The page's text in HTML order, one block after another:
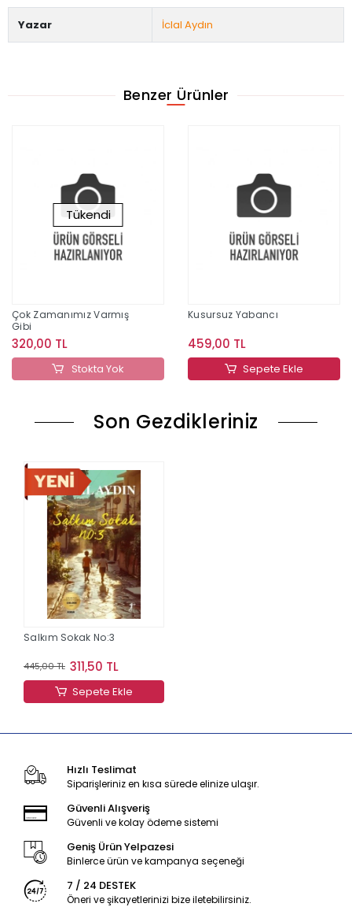
Yazar İclal Aydın
Benzer Ürünler
Tükendi
Çok Zamanımız Varmış
Gibi
320,00 TL
Stokta Yok
Kusursuz Yabancı
459,00 TL
Sepete Ekle
Son Gezdikleriniz
Salkım Sokak No:3
445,00 TL 311,50 TL
Sepete Ekle
Hızlı Teslimat
Siparişleriniz en kısa sürede elinize ulaşır.
Güvenli Alışveriş
Güvenli ve kolay ödeme sistemi
Geniş Ürün Yelpazesi
Binlerce ürün ve kampanya seçeneği
7 / 24 DESTEK
Öneri ve şikayetlerinizi bize iletebilirsiniz.